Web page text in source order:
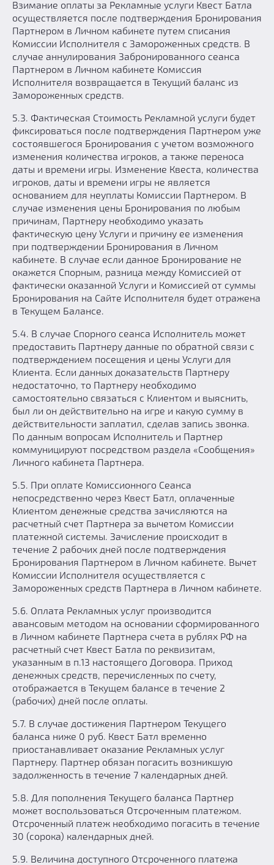
Взимание оплаты за Рекламные услуги Квест Батла
осуществляется после подтверждения Бронирования
Партнером в Личном кабинете путем списания
Комиссии Исполнителя с Замороженных средств. В
случае аннулирования Забронированного сеанса
Партнером в Личном кабинете Комиссия
Исполнителя возвращается в Текущий баланс из
Замороженных средств.
5.3. Фактическая Стоимость Рекламной услуги будет
фиксироваться после подтверждения Партнером уже
состоявшегося Бронирования с учетом возможного
изменения количества игроков, а также переноса
даты и времени игры. Изменение Квеста, количества
игроков, даты и времени игры не является
основанием для неуплаты Комиссии Партнером. В
случае изменения цены Бронирования по любым
причинам, Партнеру необходимо указать
фактическую цену Услуги и причину ее изменения
при подтверждении Бронирования в Личном
кабинете. В случае если данное Бронирование не
окажется Спорным, разница между Комиссией от
фактически оказанной Услуги и Комиссией от суммы
Бронирования на Сайте Исполнителя будет отражена
в Текущем Балансе.
5.4. В случае Спорного сеанса Исполнитель может
предоставить Партнеру данные по обратной связи с
подтверждением посещения и цены Услуги для
Клиента. Если данных доказательств Партнеру
недостаточно, то Партнеру необходимо
самостоятельно связаться с Клиентом и выяснить,
был ли он действительно на игре и какую сумму в
действительности заплатил, сделав запись звонка.
По данным вопросам Исполнитель и Партнер
коммуницируют посредством раздела «Сообщения»
Личного кабинета Партнера.
5.5. При оплате Комиссионного Сеанса
непосредственно через Квест Батл, оплаченные
Клиентом денежные средства зачисляются на
расчетный счет Партнера за вычетом Комиссии
платежной системы. Зачисление происходит в
течение 2 рабочих дней после подтверждения
Бронирования Партнером в Личном кабинете. Вычет
Комиссии Исполнителя осуществляется с
Замороженных средств Партнера в Личном кабинете.
5.6. Оплата Рекламных услуг производится
авансовым методом на основании сформированного
в Личном кабинете Партнера счета в рублях РФ на
расчетный счет Квест Батла по реквизитам,
указанным в п.13 настоящего Договора. Приход
денежных средств, перечисленных по счету,
отображается в Текущем балансе в течение 2
(рабочих) дней после оплаты.
5.7. В случае достижения Партнером Текущего
баланса ниже 0 руб. Квест Батл временно
приостанавливает оказание Рекламных услуг
Партнеру. Партнер обязан погасить возникшую
задолженность в течение 7 календарных дней.
5.8. Для пополнения Текущего баланса Партнер
может воспользоваться Отсроченным платежом.
Отсроченный платеж необходимо погасить в течение
30 (сорока) календарных дней.
5.9. Величина доступного Отсроченного платежа